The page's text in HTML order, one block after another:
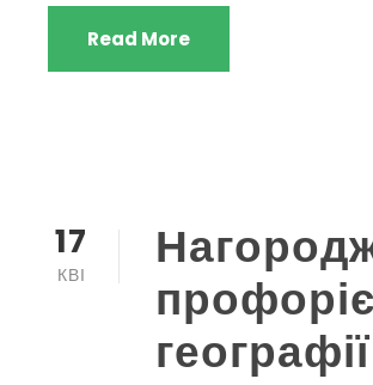
Read More
17
КВІ
географії